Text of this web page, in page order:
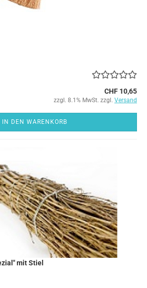
CHF 10,65
zzgl. 8.1% MwSt. zzgl. Versand
IN DEN WARENKORB
mit Stiel